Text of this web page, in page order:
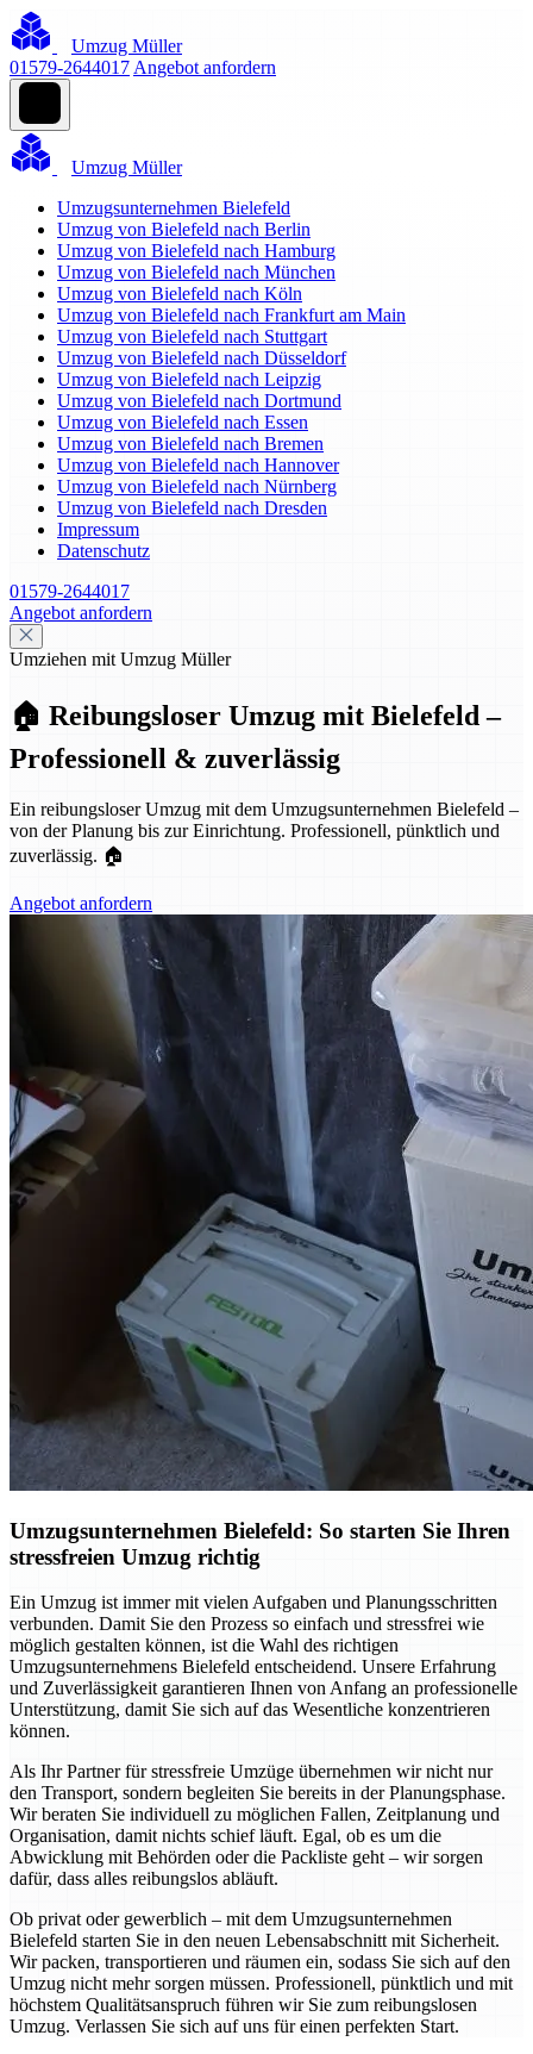
Umzug Müller
01579-2644017 Angebot anfordern
Umzug Müller
Umzugsunternehmen Bielefeld
Umzug von Bielefeld nach Berlin
Umzug von Bielefeld nach Hamburg
Umzug von Bielefeld nach München
Umzug von Bielefeld nach Köln
Umzug von Bielefeld nach Frankfurt am Main
Umzug von Bielefeld nach Stuttgart
Umzug von Bielefeld nach Düsseldorf
Umzug von Bielefeld nach Leipzig
Umzug von Bielefeld nach Dortmund
Umzug von Bielefeld nach Essen
Umzug von Bielefeld nach Bremen
Umzug von Bielefeld nach Hannover
Umzug von Bielefeld nach Nürnberg
Umzug von Bielefeld nach Dresden
Impressum
Datenschutz
01579-2644017
Angebot anfordern
Umziehen mit Umzug Müller
🏠 Reibungsloser Umzug mit Bielefeld –
Professionell & zuverlässig
Ein reibungsloser Umzug mit dem Umzugsunternehmen Bielefeld –
von der Planung bis zur Einrichtung. Professionell, pünktlich und
zuverlässig. 🏠
Angebot anfordern
Umzugsunternehmen Bielefeld: So starten Sie Ihren
stressfreien Umzug richtig
Ein Umzug ist immer mit vielen Aufgaben und Planungsschritten
verbunden. Damit Sie den Prozess so einfach und stressfrei wie
möglich gestalten können, ist die Wahl des richtigen
Umzugsunternehmens Bielefeld entscheidend. Unsere Erfahrung
und Zuverlässigkeit garantieren Ihnen von Anfang an professionelle
Unterstützung, damit Sie sich auf das Wesentliche konzentrieren
können.
Als Ihr Partner für stressfreie Umzüge übernehmen wir nicht nur
den Transport, sondern begleiten Sie bereits in der Planungsphase.
Wir beraten Sie individuell zu möglichen Fallen, Zeitplanung und
Organisation, damit nichts schief läuft. Egal, ob es um die
Abwicklung mit Behörden oder die Packliste geht – wir sorgen
dafür, dass alles reibungslos abläuft.
Ob privat oder gewerblich – mit dem Umzugsunternehmen
Bielefeld starten Sie in den neuen Lebensabschnitt mit Sicherheit.
Wir packen, transportieren und räumen ein, sodass Sie sich auf den
Umzug nicht mehr sorgen müssen. Professionell, pünktlich und mit
höchstem Qualitätsanspruch führen wir Sie zum reibungslosen
Umzug. Verlassen Sie sich auf uns für einen perfekten Start.